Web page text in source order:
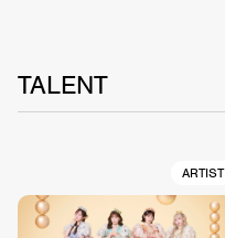
TALENT
ARTIST